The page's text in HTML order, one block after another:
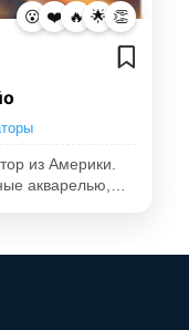
😮 ❤️ 🔥 🌟 👏
из Америки.
акварелью,…